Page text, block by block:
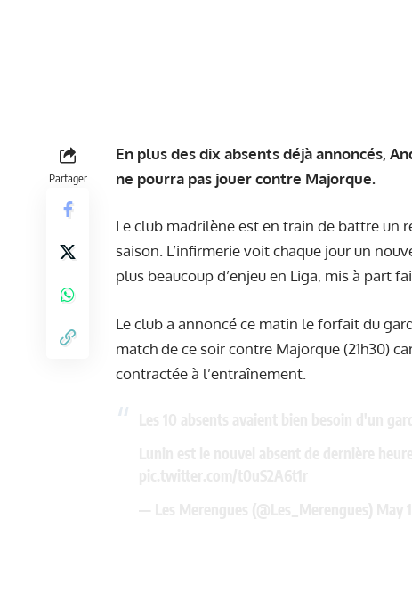
Partager
En plus des dix absents déjà annoncés,
ne pourra pas jouer contre Majorque.
Le club madrilène est en train de battre un
saison. L’infirmerie voit chaque jour un
plus beaucoup d’enjeu en Liga, mis à part
Le club a annoncé ce matin le forfait du
match de ce soir contre Majorque (21h30)
contractée à l’entraînement.